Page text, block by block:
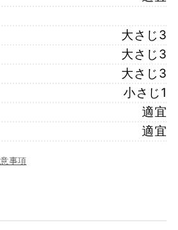
大さじ3
大さじ3
大さじ3
小さじ1
適宜
適宜
事項